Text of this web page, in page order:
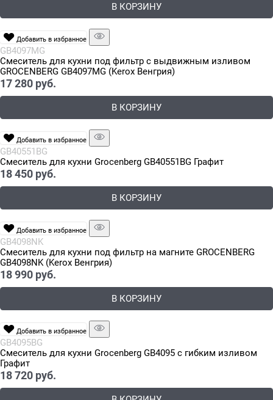
В КОРЗИНУ
Добавить в избранное
GB4097MG
Смеситель для кухни под фильтр с выдвижным изливом
GROCENBERG GB4097MG (Kerox Венгрия)
17 280 руб.
В КОРЗИНУ
Добавить в избранное
GB40551BG
Смеситель для кухни Grocenberg GB40551BG Графит
18 450 руб.
В КОРЗИНУ
Добавить в избранное
GB4098NK
Смеситель для кухни под фильтр на магните GROCENBERG
GB4098NK (Kerox Венгрия)
18 990 руб.
В КОРЗИНУ
Добавить в избранное
GB4095BG
Смеситель для кухни Grocenberg GB4095 с гибким изливом
Графит
18 720 руб.